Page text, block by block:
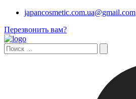
japancosmetic.com.ua@gmail.com
Перезвонить вам?